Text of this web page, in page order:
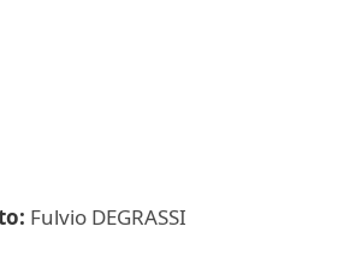
Fulvio DEGRASSI